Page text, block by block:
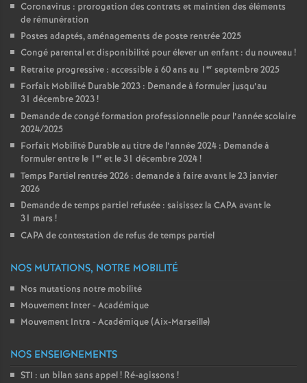
Coronavirus : prorogation des contrats et maintien des éléments
de rémunération
Postes adaptés, aménagements de poste rentrée 2025
Congé parental et disponibilité pour élever un enfant : du nouveau!
Retraite progressive : accessible à 60 ans au 1 er septembre 2025
Forfait Mobilité Durable 2023 : Demande à formuler jusqu’au
31 décembre 2023!
Demande de congé formation professionnelle pour l’année scolaire
2024/2025
Forfait Mobilité Durable au titre de l’année 2024 : Demande à
formuler entre le 1 er et le 31 décembre 2024!
Temps Partiel rentrée 2026 : demande à faire avant le 23 janvier
2026
Demande de temps partiel refusée : saisissez la CAPA avant le
31 mars !
CAPA de contestation de refus de temps partiel
NOS MUTATIONS, NOTRE MOBILITÉ
Nos mutations notre mobilité
Mouvement Inter - Académique
Mouvement Intra - Académique (Aix-Marseille)
NOS ENSEIGNEMENTS
STI : un bilan sans appel! Ré-agissons !